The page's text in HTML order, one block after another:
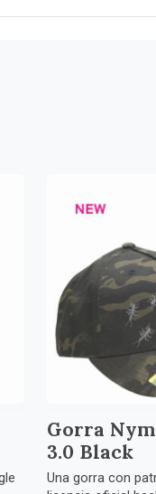
Gorra
3.0 Black
Una gorra con